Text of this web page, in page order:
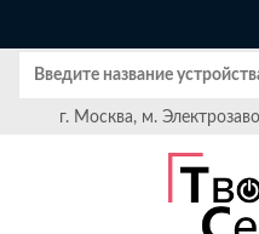
г. Москва, м.